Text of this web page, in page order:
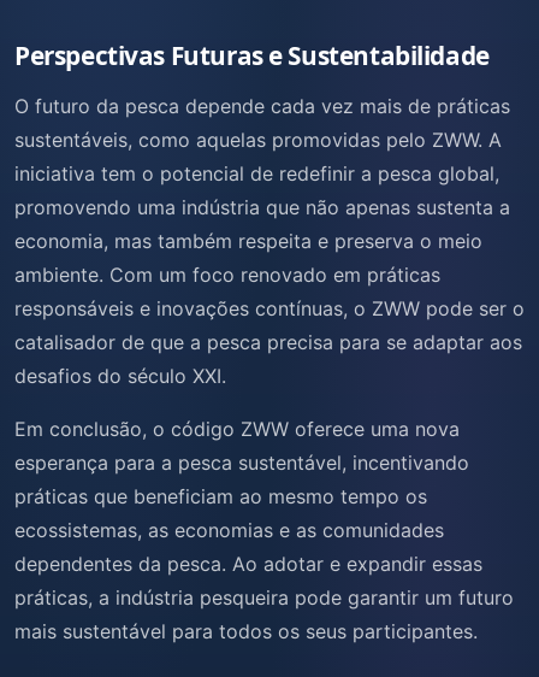
Perspectivas Futuras e Sustentabilidade
O futuro da pesca depende cada vez mais de práticas
sustentáveis, como aquelas promovidas pelo ZWW. A
iniciativa tem o potencial de redefinir a pesca global,
promovendo uma indústria que não apenas sustenta a
economia, mas também respeita e preserva o meio
ambiente. Com um foco renovado em práticas
responsáveis e inovações contínuas, o ZWW pode ser o
catalisador de que a pesca precisa para se adaptar aos
desafios do século XXI.
Em conclusão, o código ZWW oferece uma nova
esperança para a pesca sustentável, incentivando
práticas que beneficiam ao mesmo tempo os
ecossistemas, as economias e as comunidades
dependentes da pesca. Ao adotar e expandir essas
práticas, a indústria pesqueira pode garantir um futuro
mais sustentável para todos os seus participantes.